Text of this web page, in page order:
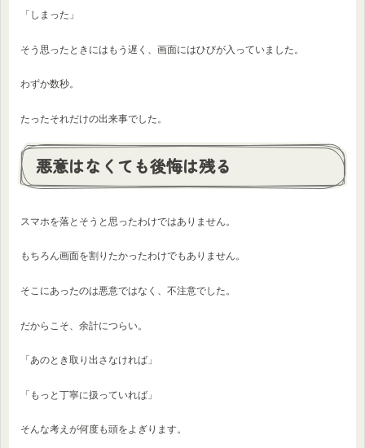
「しまった」
そう思ったときにはもう遅く、画面にはひびが入っていました。
わずか数秒。
たったそれだけの出来事でした。
悪意はなくても後悔は残る
スマホを落とそうと思ったわけではありません。
もちろん画面を割りたかったわけでもありません。
そこにあったのは悪意ではなく、不注意でした。
だからこそ、余計につらい。
「あのとき取り出さなければ」
「もっと丁寧に扱っていれば」
そんな考えが何度も頭をよぎります。